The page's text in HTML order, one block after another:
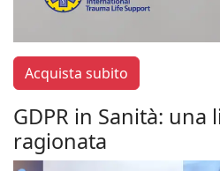
Acquista subito
GDPR in Sanità: una
ragionata